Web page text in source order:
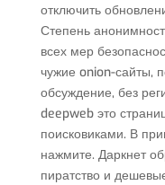
отключить
Степень
всех мер
чужие onion-сайты,
обсуждение, без
deepweb это
поисковиками. В
нажмите. Даркнет
пиратство и